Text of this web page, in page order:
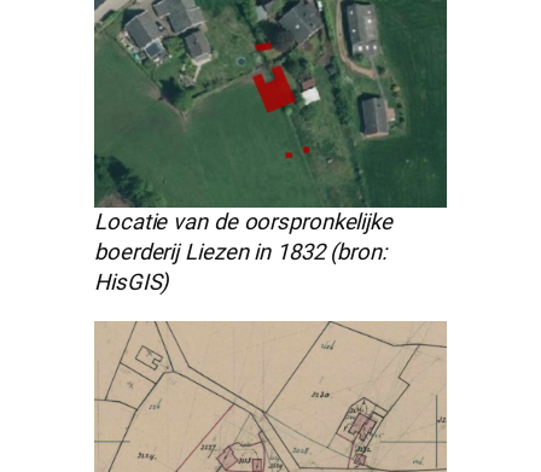
Locatie van de oorspronkelijke
boerderij Liezen in 1832 (bron:
HisGIS)